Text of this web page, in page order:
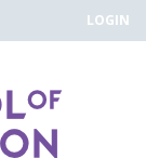
LOGIN